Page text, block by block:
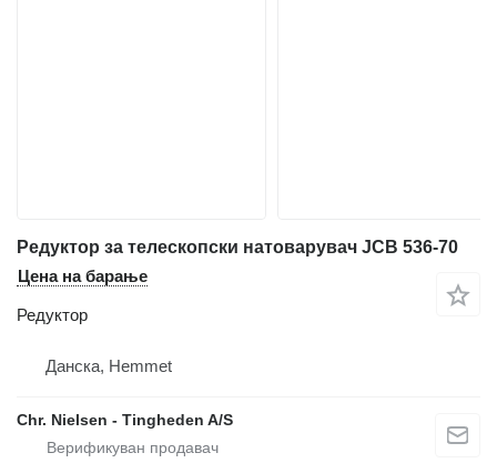
Редуктор за телескопски натоварувач JCB 536-70
Цена на барање
Редуктор
Данска, Hemmet
Chr. Nielsen - Tingheden A/S